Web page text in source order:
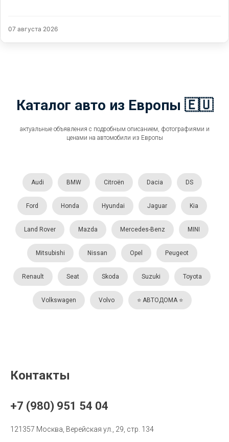
07 августа 2026
Каталог авто из Европы 🇪🇺
актуальные объявления с подробным описанием, фотографиями и
ценами на автомобили из Европы
Audi BMW Citroën Dacia DS
Ford Honda Hyundai Jaguar Kia
Land Rover Mazda Mercedes-Benz MINI
Mitsubishi Nissan Opel Peugeot
Renault Seat Skoda Suzuki Toyota
Volkswagen Volvo ⭐️ АВТОДОМА ⭐️
Контакты
+7 (980) 951 54 04
121357 Москва, Верейская ул., 29, стр. 134